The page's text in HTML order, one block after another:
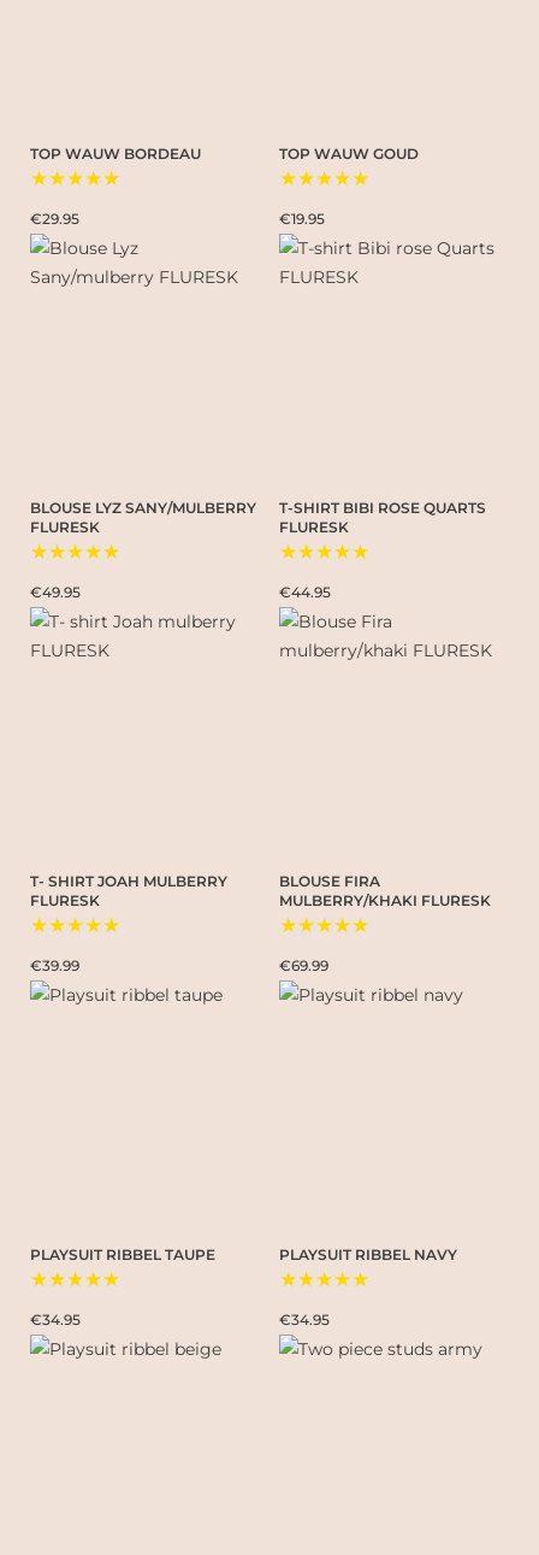
TOP WAUW BORDEAU
★★★★★
€29.95
TOP WAUW GOUD
★★★★★
€19.95
BLOUSE LYZ SANY/MULBERRY
FLURESK
★★★★★
€49.95
T-SHIRT BIBI ROSE QUARTS
FLURESK
★★★★★
€44.95
T- SHIRT JOAH MULBERRY
FLURESK
★★★★★
€39.99
BLOUSE FIRA
MULBERRY/KHAKI FLURESK
★★★★★
€69.99
PLAYSUIT RIBBEL TAUPE
★★★★★
€34.95
PLAYSUIT RIBBEL NAVY
★★★★★
€34.95